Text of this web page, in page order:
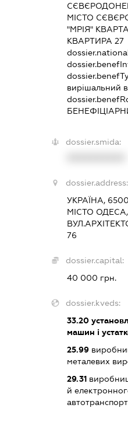
МІСТО
"МРІЯ"
КВАРТИРА 27
вирішальний
dossier.smida:
dossier.address:
УКРАЇНА,
МІСТО ОДЕСА,
76
dossier.capital:
40 000 грн.
dossier.kveds:
33.20
машин і
25.99
металевих
29.31
й